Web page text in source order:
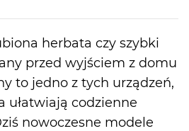
herbata czy szybki
przed wyjściem z domu
to jedno z tych urządzeń,
ułatwiają codzienne
nowoczesne modele